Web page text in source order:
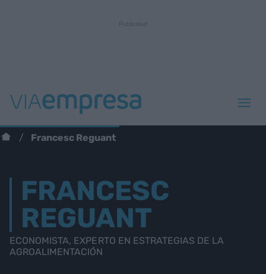
Francesc Reguant
FRANCESC
REGUANT
ECONOMISTA, EXPERTO EN ESTRATEGIAS DE LA
AGROALIMENTACIÓN